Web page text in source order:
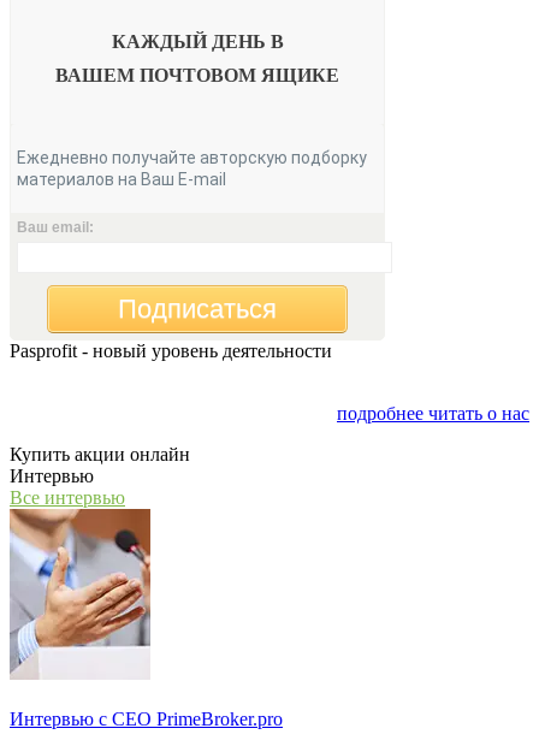
КАЖДЫЙ ДЕНЬ В
ВАШЕМ ПОЧТОВОМ ЯЩИКЕ
Ежедневно получайте авторскую подборку
материалов на Ваш E-mail
Ваш email:
Подписаться
Pasprofit - новый уровень деятельности
подробнее читать о нас
Купить акции онлайн
Интервью
Все интервью
Интервью с СЕО PrimeBroker.pro